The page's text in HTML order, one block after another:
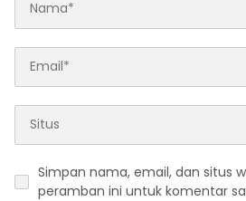
Simpan nama, email, dan situs
peramban ini untuk komentar